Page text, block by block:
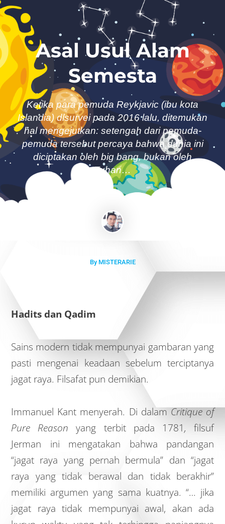
Asal Usul Alam
Semesta
Ketika para pemuda Reykjavic (ibu kota
Islandia) disurvei pada 2016 lalu, ditemukan
hal mengejutkan: setengah dari pemuda-
pemuda tersebut percaya bahwa dunia ini
diciptakan oleh big bang,bukan oleh
Tuhan…
By MISTERARIE
Hadits dan Qadim
Sains modern tidak mempunyai gambaran yang
pasti mengenai keadaan sebelum terciptanya
jagat raya. Filsafat pun demikian.
Immanuel Kant menyerah. Di dalam Critique of
Pure Reasonyang terbit pada 1781,filsuf
Jerman ini mengatakan bahwa pandangan
“jagat raya yang pernah bermula” dan “jagat
raya yang tidak berawal dan tidak berakhir”
memiliki argumen yang sama kuatnya. “… jika
jagat raya tidak mempunyai awal, akan ada